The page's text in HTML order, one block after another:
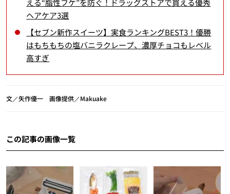
える“脂性フケ”を防ぐ！ドラッグストアで買える優秀
ヘアケア3選
【セブン新作スイーツ】実食ランキングBEST3！優勝
はもちもちの塩バニラクレープ、濃厚チョコもレベル
高すぎ
文／矢作優一 画像提供／Makuake
この記事の画像一覧